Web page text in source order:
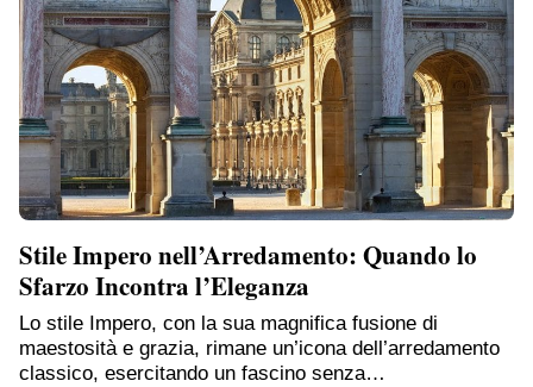
Stile Impero nell’Arredamento: Quando lo
Sfarzo Incontra l’Eleganza
Lo stile Impero, con la sua magnifica fusione di
maestosità e grazia, rimane un’icona dell’arredamento
classico, esercitando un fascino senza…